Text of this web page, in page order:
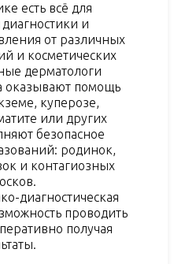
есть всё для
и
от различных
и косметических
дерматологи
оказывают помощь
куперозе,
или других
безопасное
родинок,
и контагиозных
диагностическая
проводить
получая